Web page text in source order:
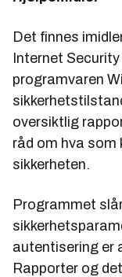
Det finnes
Internet
programvaren
oversiktlig
råd om hva som
sikkerheten.
Programmet
autentisering er
Rapporter og